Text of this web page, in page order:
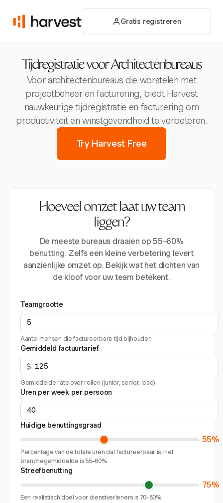
Gratis registreren
Tijdregistratie voor Architectenbureaus
Voor architectenbureaus die worstelen met
projectbeheer en facturering, biedt Harvest
nauwkeurige tijdregistratie en facturering om
productiviteit en winstgevendheid te verbeteren.
Try Harvest Free
Hoeveel omzet laat uw team
liggen?
De meeste bureaus draaien op 55–60%
benutting. Zelfs een kleine verbetering levert
aanzienlijke omzet op. Bekijk wat het dichten van
de kloof voor uw team betekent.
Teamgrootte
Aantal mensen die factureerbare tijd bijhouden
Gemiddeld factuurtarief
$
Gemiddelde rate over rollen (junior, senior, lead)
Uren per week per persoon
Huidige benuttingsgraad
55%
Percentage van de totale uren dat factureerbaar is. Het
branchegemiddelde is 55–60%.
Streefbenutting
75%
Een realistisch doel voor dienstverleners is 70–80%.